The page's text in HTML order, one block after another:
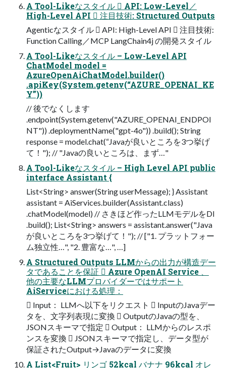
A Tool-Likeなスタイル  API: Low-Level／
High-Level API  注目技術: Structured Outputs
Agenticなスタイル  API: High-Level API  注目技術:
Function Calling／MCP LangChain4j の開発スタイル
A Tool-Likeなスタイル – Low-Level API
ChatModel model =
AzureOpenAiChatModel.builder()
.apiKey(System.getenv(“AZURE_OPENAI_KE
Y”))
// 後でなくします
.endpoint(System.getenv("AZURE_OPENAI_ENDPOI
NT")) .deploymentName("gpt-4o")) .build(); String
response = model.chat(“Javaが良いところを3つ挙げ
て！"); // "Javaの良いところは、まず…"
A Tool-Likeなスタイル – High Level API public
interface Assistant {
List<String> answer(String userMessage); } Assistant
assistant = AiServices.builder(Assistant.class)
.chatModel(model) // さきほど作ったLLMモデルをDI
.build(); List<String> answers = assistant.answer("Java
が良いところを3つ挙げて！"); // ["1. プラットフォー
ム独立性…", "2. 豊富な…", …]
A Structured Outputs LLMからの出力が構造デー
タであることを保証  Azure OpenAI Service 、
他の主要なLLMプロバイダーではサポート
AiServiceにおける処理：
 Input： LLMへ以下をリクエスト  InputのJavaデー
タを、文字列表現に変換  OutputのJavaの型を、
JSONスキーマで指定  Output： LLMからのレスポ
ンスを変換  JSONスキーマで指定し、データ型が
保証されたOutput→Javaのデータに変換
A List<Fruit> リンゴ 52kcal バナナ 96kcal オレ